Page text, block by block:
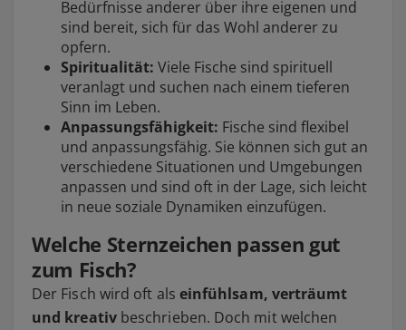
Bedürfnisse anderer über ihre eigenen und
sind bereit, sich für das Wohl anderer zu
opfern.
Spiritualität: Viele Fische sind spirituell
veranlagt und suchen nach einem tieferen
Sinn im Leben.
Anpassungsfähigkeit: Fische sind flexibel
und anpassungsfähig. Sie können sich gut an
verschiedene Situationen und Umgebungen
anpassen und sind oft in der Lage, sich leicht
in neue soziale Dynamiken einzufügen.
Welche Sternzeichen passen gut
zum Fisch?
Der Fisch wird oft als einfühlsam, verträumt
und kreativbeschrieben. Doch mit welchen